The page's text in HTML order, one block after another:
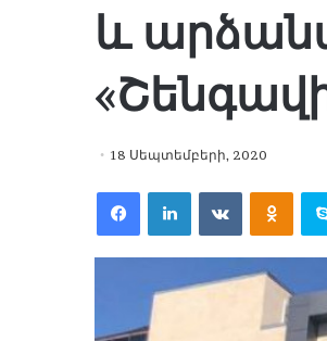
և
18 Սեպտեմբերի, 2020
FacebookLinkedInVKontakte